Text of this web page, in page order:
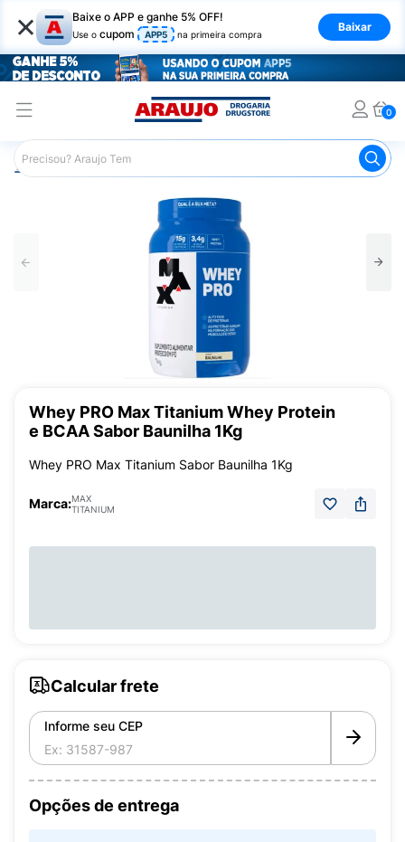
× Baixe o APP e ganhe 5% OFF!
Use o cupom APP5 na primeira compra
Baixar
0
Araujo Nutrição Saudável Suplementos Esportivos
Whey PRO Max Titanium Whey Protein
e BCAA Sabor Baunilha 1Kg
Whey PRO Max Titanium Sabor Baunilha 1Kg
Marca:MAX
TITANIUM
Calcular frete
Informe seu CEP
Opções de entrega